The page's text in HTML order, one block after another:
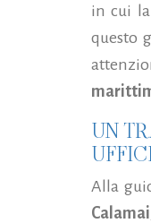
in cui
questo
UN
Alla
Calamai